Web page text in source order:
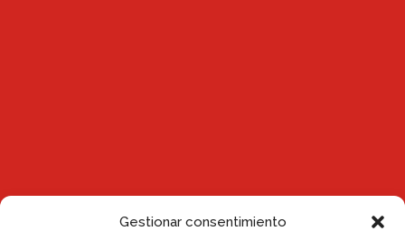
Gestionar consentimiento